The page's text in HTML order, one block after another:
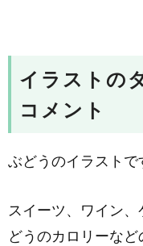
イラストの
コメント
ぶどうのイラストで
スイーツ、ワイン
どうのカロリーな